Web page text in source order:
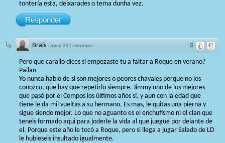
tontería esta, deixarades o tema dunha vez.
Responder
-3
Brais ·hace 231 semanas
Pero que carallo dices si empezaste tu a faltar a Roque en verano?
Pailan
Yo nunca hablo de si son mejores o peores chavales porque no los
conozco, que hay que repetirlo siempre. Jimmy uno de los mejores
que pasó por el Compos los últimos años sí, y aun con la edad que
tiene le da mil vueltas a su hermano. Es mas, le quitas una pierna y
sigue siendo mejor. Lo que no aguanto es el enchufismo ni el clan que
teneis formado aqui para joderle la vida al que juegue por delante de
el. Porque este año le tocó a Roque, pero si llega a jugar Salado de LD
le hubieseis insultado igualmente.